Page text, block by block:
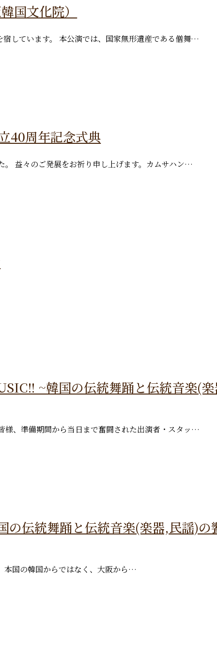
国文化院）
しています。 本公演では、国家無形遺産である僧舞…
40周年記念式典
。 益々のご発展をお祈り申し上げます。カムサハン…
~韓国の伝統舞踊と伝統音楽(
様、準備期間から当日まで奮闘された出演者・スタッ…
伝統舞踊と伝統音楽(楽器,民謡)の
国の韓国からではなく、大阪から…